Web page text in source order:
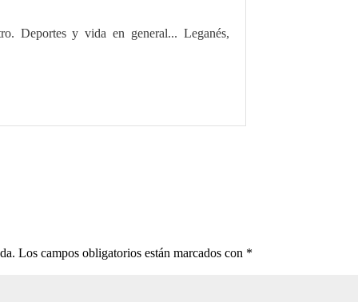
Deportes y vida en general... Leganés,
Los campos obligatorios están marcados con *